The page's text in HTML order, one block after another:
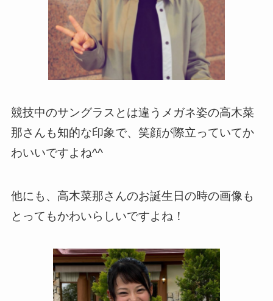
競技中のサングラスとは違うメガネ姿の高木菜
那さんも知的な印象で、笑顔が際立っていてか
わいいですよね^^
他にも、高木菜那さんのお誕生日の時の画像も
とってもかわいらしいですよね！